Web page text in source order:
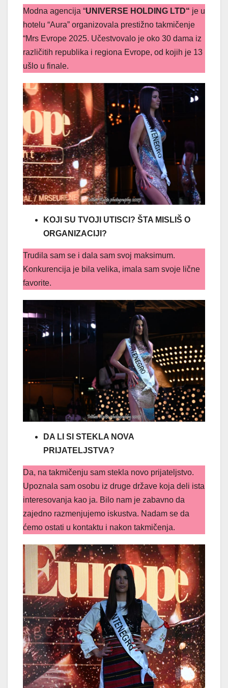
Modna agencija “UNIVERSE HOLDING LTD“ je u
hotelu “Aura” organizovala prestižno takmičenje
“Mrs Evrope 2025. Učestvovalo je oko 30 dama iz
različitih republika i regiona Evrope, od kojih je 13
ušlo u finale.
KOJI SU TVOJI UTISCI? ŠTA MISLIŠ O
ORGANIZACIJI?
Trudila sam se i dala sam svoj maksimum.
Konkurencija je bila velika, imala sam svoje lične
favorite.
DA LI SI STEKLA NOVA
PRIJATELJSTVA?
Da, na takmičenju sam stekla novo prijateljstvo.
Upoznala sam osobu iz druge države koja deli ista
interesovanja kao ja. Bilo nam je zabavno da
zajedno razmenjujemo iskustva. Nadam se da
ćemo ostati u kontaktu i nakon takmičenja.